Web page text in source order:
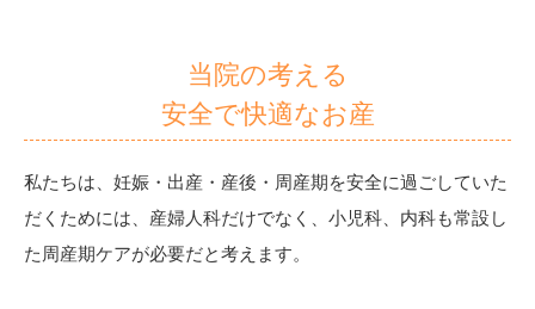
当院の考える
安全で快適なお産
私たちは、妊娠・出産・産後・周産期を安全に過ごしていた
だくためには、産婦人科だけでなく、 小児科、内科も常設し
た周産期ケアが必要だと考えます。